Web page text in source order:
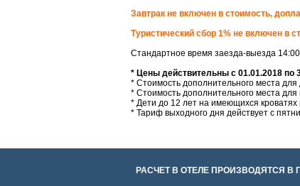
Завтрак не включен в стоимость,
Туристический сбор 1% не включен в
Стандартное время заезда-выезда
* Цены действительны с 01.01.2018 по
* Стоимость дополнительного места
* Стоимость дополнительного места для
* Дети до 12 лет на имеющихся
* Тариф выходного дня действует с
РАСЧЕТ В ОТЕЛЕ ПРОИЗВОДЯТСЯ В